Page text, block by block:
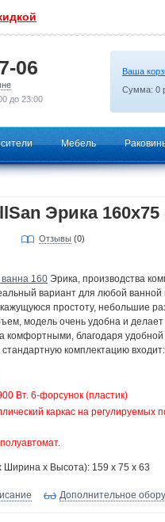
06
до 23:00
Ваша
Сумма: 0
Мебель
Эрика
Отзывы (0)
160 Эрика, производства
вариант для любой ванной
простоту, небольшие
модель очень удобна и
комфортными, благодаря удобной
комплектацию входит:
Вт. 6-форсунок (пластик)
каркас на регулируемых
Ширина х Высота): 159 x 75 x 63
Дополнительное